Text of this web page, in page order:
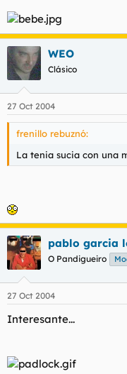
WEO
Clásico
27 Oct 2004
frenillo rebuznó:
La tenia sucia con una
pablo garcia
O Pandigueiro
27 Oct 2004
Interesante...